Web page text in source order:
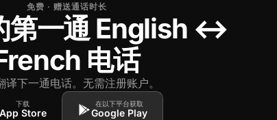
免费 · 赠送通话时长
第一通 English ↔
电话
译下一通电话。无需注册账户。
下载
App Store
在以下平台获取
Google Play